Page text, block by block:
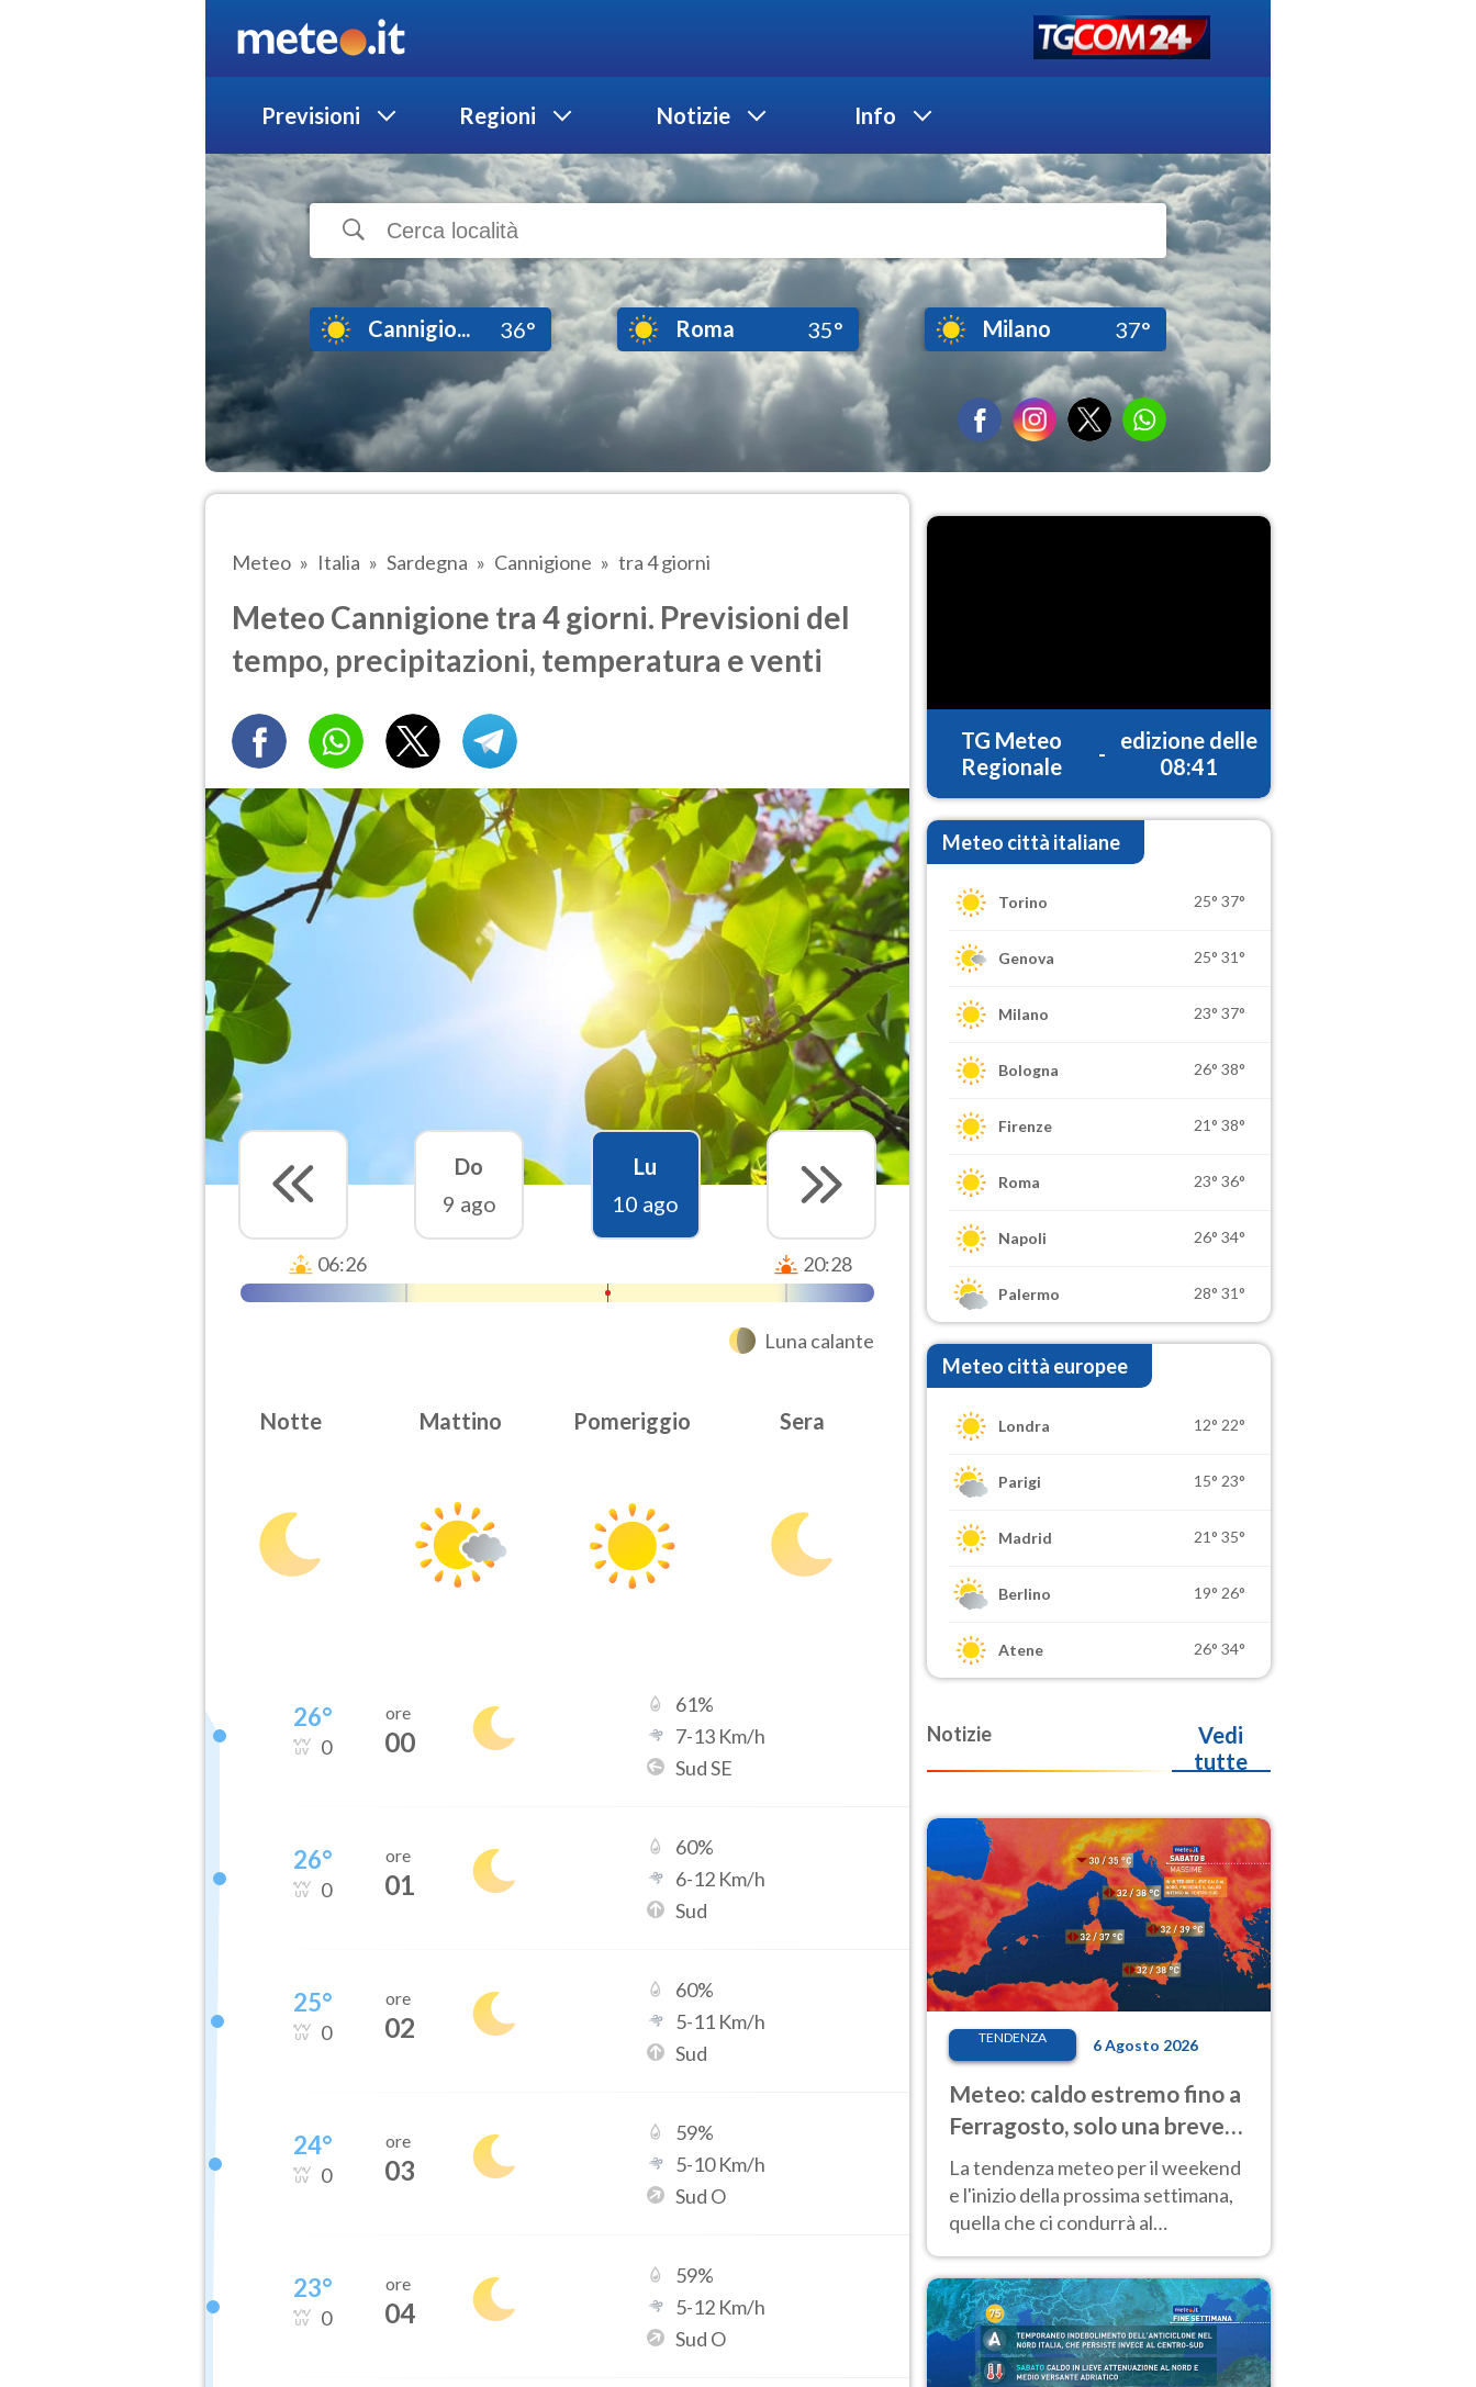
Previsioni Regioni Notizie Info
Cannigio... 36° Roma 35° Milano 37°
Meteo Italia Sardegna Cannigione tra 4 giorni
Meteo Cannigione tra 4 giorni. Previsioni del
tempo, precipitazioni, temperatura e venti
Do
9 ago
Lu
10 ago
06:26 20:28
Luna calante
Notte Mattino Pomeriggio Sera
26°
0
ore
00
61%
7-13 Km/h
Sud SE
26°
0
ore
01
60%
6-12 Km/h
Sud
25°
0
ore
02
60%
5-11 Km/h
Sud
24°
0
ore
03
59%
5-10Km/h
Sud O
23°
0
ore
04
59%
5-12 Km/h
Sud O
TG Meteo
Regionale
-
edizione delle
08:41
Meteo città italiane
Torino 25° 37°
Genova 25° 31°
Milano 23° 37°
Bologna 26° 38°
Firenze 21° 38°
Roma 23° 36°
Napoli 26° 34°
Palermo 28° 31°
Meteo città europee
Londra 12° 22°
Parigi 15° 23°
Madrid 21° 35°
Berlino 19° 26°
Atene 26° 34°
Notizie
Vedi
tutte
TENDENZA 6 Agosto 2026
Meteo: caldo estremo fino a
Ferragosto, solo una breve
pausa. Ecco dove
La tendenza meteo per il weekend
e l'inizio della prossima settimana,
quella che ci condurrà al
temperature molto elevate